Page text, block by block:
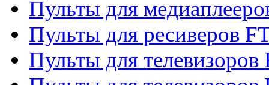
Пульты для
Пульты для ресиверов
Пульты для телевизоров